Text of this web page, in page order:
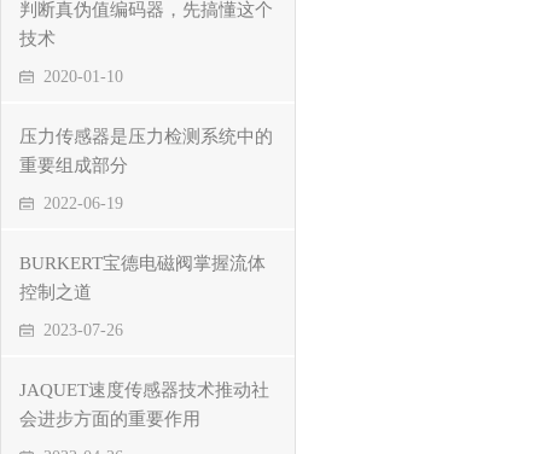
判断真伪值编码器，先搞懂这个
技术
2020-01-10
压力传感器是压力检测系统中的
重要组成部分
2022-06-19
BURKERT宝德电磁阀掌握流体
控制之道
2023-07-26
JAQUET速度传感器技术推动社
会进步方面的重要作用